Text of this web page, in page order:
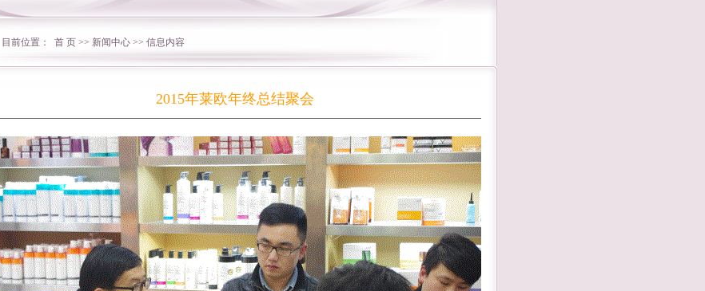
目前位置： 首 页>> 新闻中心 >> 信息内容
2015年莱欧年终总结聚会